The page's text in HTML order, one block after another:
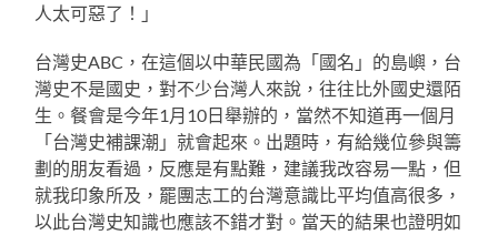
人太可惡了！」
台灣史ABC，在這個以中華民國為「國名」的島嶼，台
灣史不是國史，對不少台灣人來說，往往比外國史還陌
生。餐會是今年1月10日舉辦的，當然不知道再一個月
「台灣史補課潮」就會起來。出題時，有給幾位參與籌
劃的朋友看過，反應是有點難，建議我改容易一點，但
就我印象所及，罷團志工的台灣意識比平均值高很多，
以此台灣史知識也應該不錯才對。當天的結果也證明如